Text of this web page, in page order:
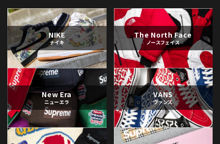
NIKE
ナイキ
The North Face
ノースフェイス
New Era
ニューエラ
VANS
ヴァンズ